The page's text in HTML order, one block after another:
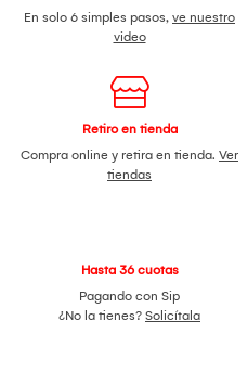
En solo 6 simples pasos, ve nuestro
video
Retiro en tienda
Compra online y retira en tienda. Ver
tiendas
Hasta 36 cuotas
Pagando con Sip
¿No la tienes? Solicítala